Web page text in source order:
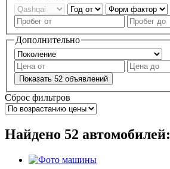
Дополнительно
Показать 52 объявлений
Сброс фильтров
Найдено 52 автомобилей: